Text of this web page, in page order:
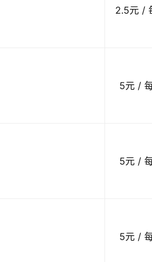
2.5元 /
5元 /
5元 /
5元 /